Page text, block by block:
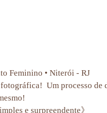
Feminino • Niterói - RJ
Um processo
e surpreendente》